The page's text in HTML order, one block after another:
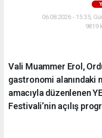
06.08.2026 - 15:35,
9819
Vali Muammer Erol,
gastronomi alanındaki
amacıyla düzenlenen
Festivali’nin açılış